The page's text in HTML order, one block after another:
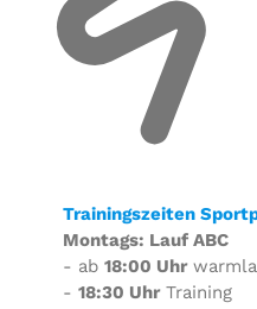
Trainingszeiten
Montags: Lauf ABC
- ab 18:00 Uhr
- 18:30 UhrTraining